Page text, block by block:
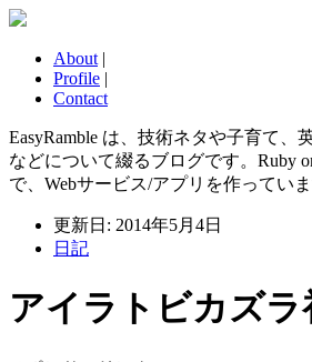
About |
Profile |
Contact
EasyRamble は、技術ネタや子育て、
などについて綴るブログです。Ruby
で、Webサービス/アプリを作っていま
更新日: 2014年5月4日
日記
アイラトビカズラ